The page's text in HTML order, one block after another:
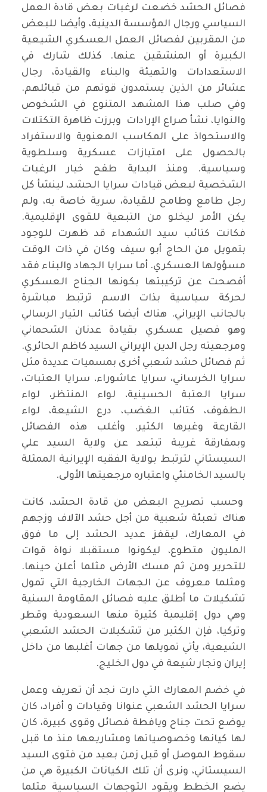
فصائل الحشد خضعت لرغبات بعض قادة العمل
السياسي ورجال المؤسسة الدينية، وأيضا للبعض
من المقربين لفصائل العمل العسكري الشيعية
الكبيرة أو المنشقين عنها. كذلك شارك في
الاستعدادات والتهيئة والبناء والقيادة، رجال
عشائر من الذين يستمدون قوتهم من قبائلهم.
وفي صلب هذا المشهد المتنوع في الشخوص
والنوايا، نشأ صراع الإرادات وبرزت ظاهرة التكتلات
والاستحواذ على المكاسب المعنوية والاستفراد
بالحصول على امتيازات عسكرية وسلطوية
وسياسية. ومنذ البداية طفح خيار الرغبات
الشخصية لبعض قيادات سرايا الحشد، لينشأ كل
رجل طامع وطامح للقيادة، سرية خاصة به، ولم
يكن الأمر ليخلو من التبعية للقوى الإقليمية.
فكانت كتائب سيد الشهداء قد ظهرت للوجود
بتمويل من الحاج أبو سيف وكان في ذات الوقت
مسؤولها العسكري. أما سرايا الجهاد والبناء فقد
أفصحت عن تركيبتها بكونها الجناح العسكري
لحركة سياسية بذات الاسم ترتبط مباشرة
بالجانب الإيراني. هناك أيضا كتائب التيار الرسالي
وهو فصيل عسكري بقيادة عدنان الشحماني
ومرجعيته رجل الدين الإيراني السيد كاظم الحائري.
ثم فصائل حشد شعبي أخرى بمسميات عديدة مثل
سرايا الخرساني، سرايا عاشوراء، سرايا العتبات،
سرايا العتبة الحسينية، لواء المنتظر، لواء
الطفوف، كتائب الغضب، درع الشيعة، لواء
القارعة وغيرها الكثير. وأغلب هذه الفصائل
وبمفارقة غريبة تبتعد عن ولاية السيد علي
السيستاني لترتبط بولاية الفقيه الإيرانية الممثلة
بالسيد الخامنئي واعتباره مرجعيتها الأولى.
وحسب تصريح البعض من قادة الحشد، كانت
هناك تعبئة شعبية من أجل حشد الآلاف وزجهم
في المعارك، ليقفز عديد الحشد إلى ما فوق
المليون متطوع، ليكونوا مستقبلا نواة قوات
للتحرير ومن ثم مسك الأرض مثلما أعلن حينها.
ومثلما معروف عن الجهات الخارجية التي تمول
تشكيلات ما أطلق عليه فصائل المقاومة السنية
وهي دول إقليمية كثيرة منها السعودية وقطر
وتركيا، فإن الكثير من تشكيلات الحشد الشعبي
الشيعية، يأتي تمويلها من جهات أغلبها من داخل
إيران وتجار شيعة في دول الخليج.
في خضم المعارك التي دارت نجد أن تعريف وعمل
سرايا الحشد الشعبي عنوانا وقيادات و أفراد، كان
يوضع تحت جناح ويافطة فصائل وقوى كبيرة، كان
لها كيانها وخصوصياتها ومشاريعها منذ ما قبل
سقوط الموصل أو قبل زمن بعيد من فتوى السيد
السيستاني، ونرى أن تلك الكيانات الكبيرة هي من
يضع الخطط ويقود التوجهات السياسية مثلما